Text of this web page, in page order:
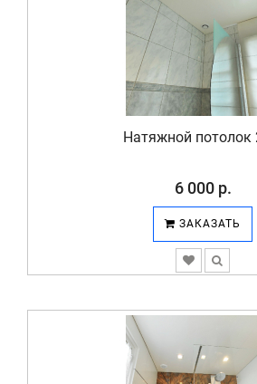
Натяжной потолок
6 000 р.
ЗАКАЗАТЬ